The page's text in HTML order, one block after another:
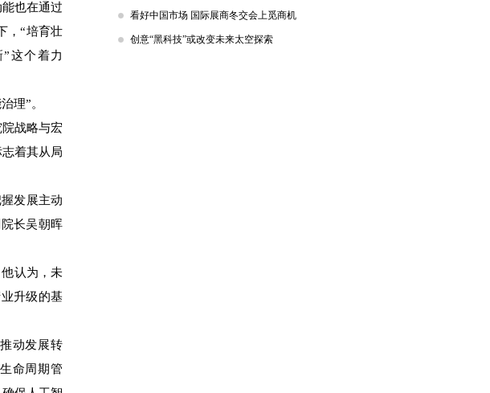
也在通过
，“培育壮
这个着力
理”。
战略与宏
着其从局
发展主动
长吴朝晖
认为，未
升级的基
动发展转
命周期管
看好中国市场 国际展商冬交会上觅商机
创意“黑科技”或改变未来太空探索